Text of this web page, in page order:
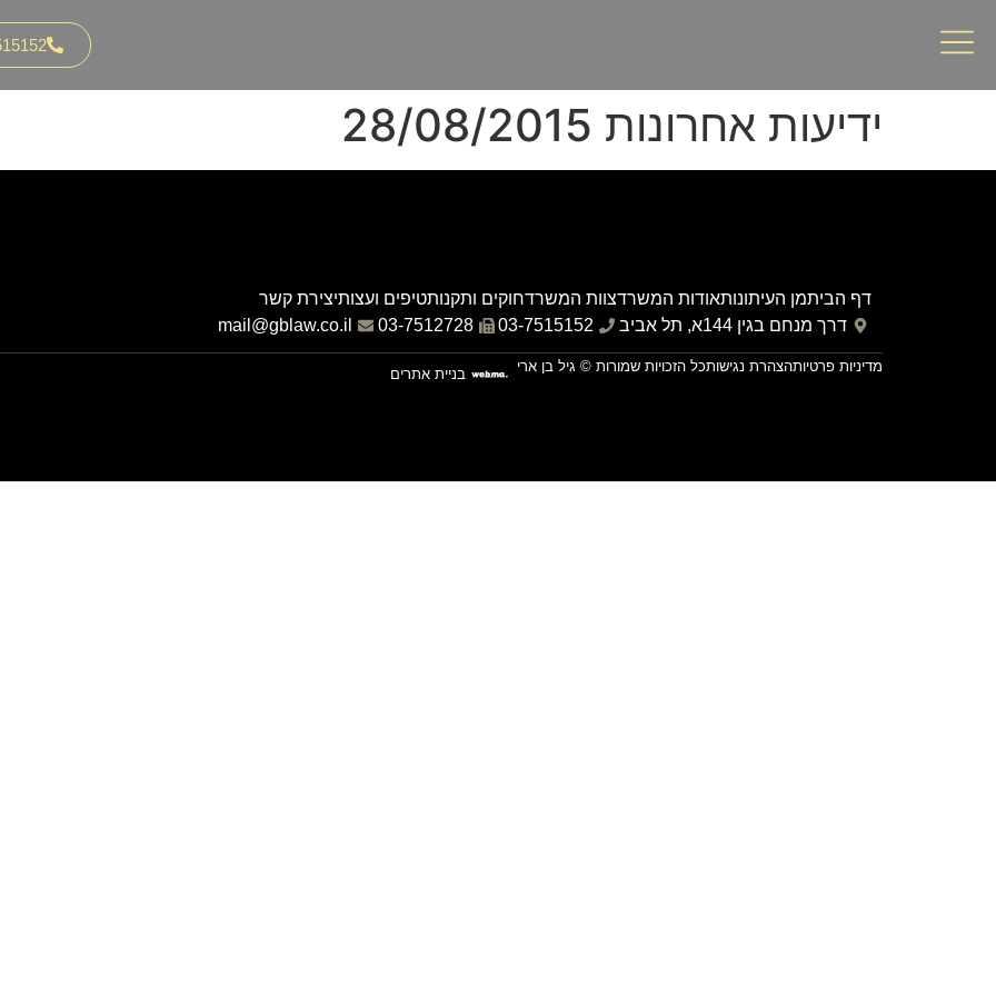
ידיעות אחרונות 28/08/2015
דף הביתמן העיתונותאודות המשרדצוות המשרדחוקים ותקנותטיפים ועצותיצירת קשר
דרך מנחם בגין 144א, תל אביב
03-7515152
03-7512728
mail@gblaw.co.il
מדיניות פרטיותהצהרת נגישותכל הזכויות שמורות © גיל בן ארי בניית אתרים